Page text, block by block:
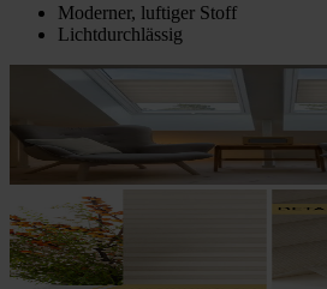
Moderner, luftiger Stoff
Lichtdurchlässig